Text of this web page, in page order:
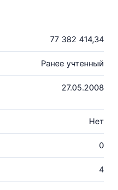
77 382 414,34
Ранее учтенный
27.05.2008
Нет
0
4